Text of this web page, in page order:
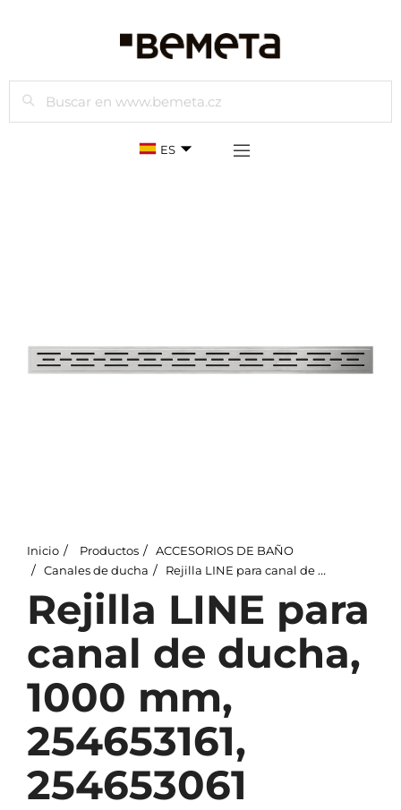
Buscar
ES
Inicio Productos
ACCESORIOS DE BAÑO
Canales de ducha
Rejilla LINE para canal de ducha, 1000 mm, 254653161, 254653061
Rejilla LINE para
canal de ducha,
1000 mm,
254653161,
254653061